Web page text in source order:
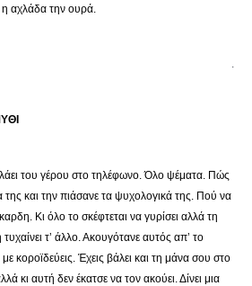
αχλάδα την ουρά.
.
του γέρου στο τηλέφωνο. Όλο ψέματα. Πώς
της και την πιάσανε τα ψυχολογικά της. Πού να
Κι όλο το σκέφτεται να γυρίσει αλλά τη
τυχαίνει τ’ άλλο. Ακουγότανε αυτός απ’ το
κοροϊδεύεις. Έχεις βάλει και τη μάνα σου στο
κι αυτή δεν έκατσε να τον ακούει. Δίνει μια